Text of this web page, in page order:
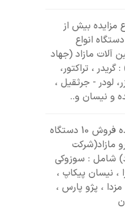
مزایده بیش از
دستگاه انواع
آلات مازاد (جهاد
گریدر ، تراکتور،
لودر - جرثقیل ،
و نیسان و..
مزایده فروش 10 دستگاه
مازاد(شرکت
شامل : سوزوکی
، نیسان پیکاپ ،
، پژو پارس ،